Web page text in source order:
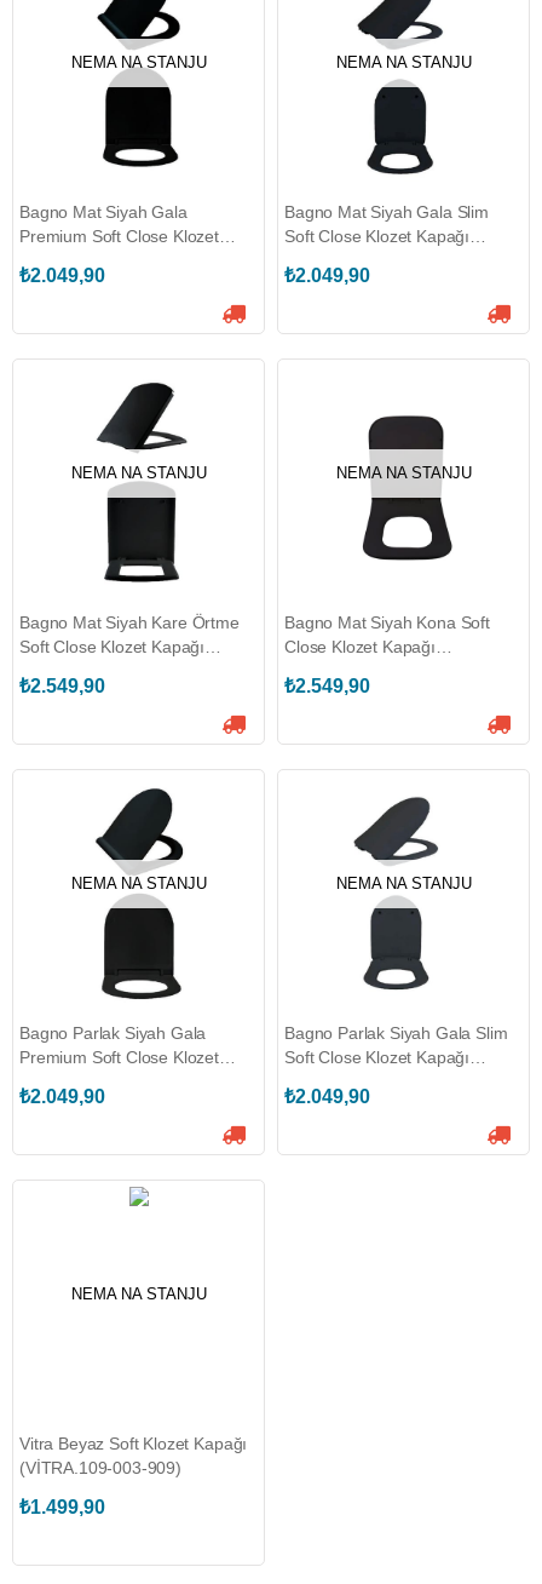
NEMA NA STANJU
Bagno Mat Siyah Gala
Premium Soft Close Klozet
₺2.049,90
NEMA NA STANJU
Bagno Mat Siyah Gala Slim
Soft Close Klozet Kapağı
₺2.049,90
NEMA NA STANJU
Bagno Mat Siyah Kare Örtme
Soft Close Klozet Kapağı
₺2.549,90
NEMA NA STANJU
Bagno Mat Siyah Kona Soft
Close Klozet Kapağı
₺2.549,90
NEMA NA STANJU
Bagno Parlak Siyah Gala
Premium Soft Close Klozet
₺2.049,90
NEMA NA STANJU
Bagno Parlak Siyah Gala Slim
Soft Close Klozet Kapağı
₺2.049,90
NEMA NA STANJU
Vitra Beyaz Soft Klozet Kapağı
(VİTRA.109-003-909)
₺1.499,90